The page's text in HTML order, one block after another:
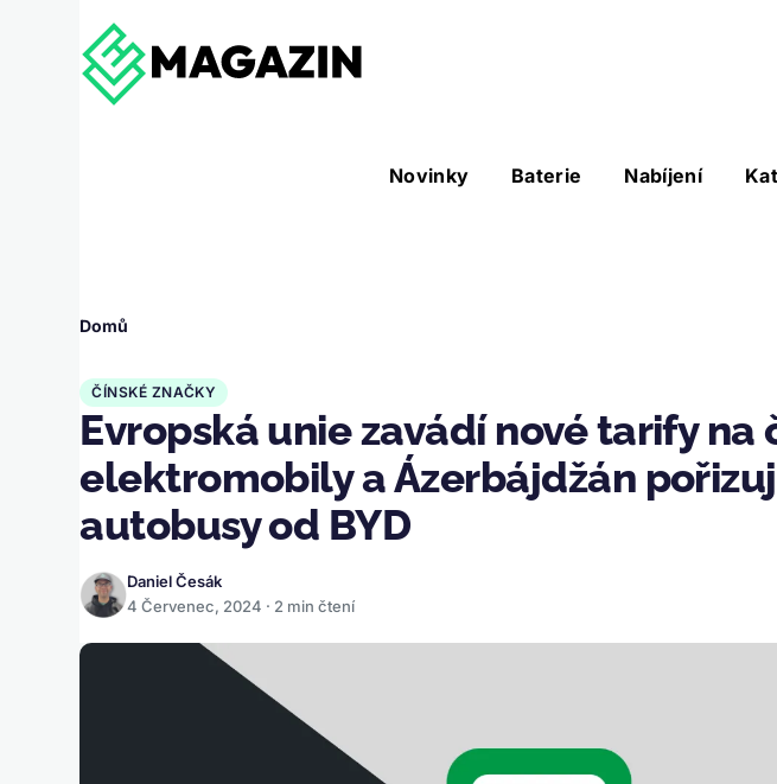
Hlavní
Novinky Baterie Nabíjení
Nástroje sub-navigation
Drobečková
navigace
Domů
ČÍNSKÉ ZNAČKY
Evropská unie zavádí nové tarify na
elektromobily a Ázerbájdžán
autobusy od BYD
Daniel Česák
4 Červenec, 2024 · 2 min čtení